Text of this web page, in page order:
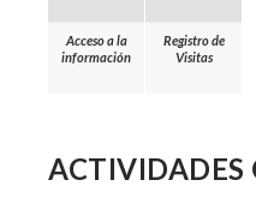
Acceso a la
información
Registro de
Visitas
ACTIVIDADES